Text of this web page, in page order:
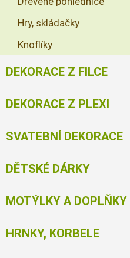
Hry, skládačky
Knoflíky
DEKORACE Z FILCE
DEKORACE Z PLEXI
SVATEBNÍ DEKORACE
DĚTSKÉ DÁRKY
MOTÝLKY A DOPLŇKY
HRNKY, KORBELE